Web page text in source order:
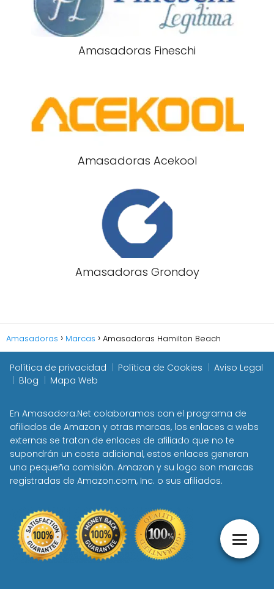
Amasadoras Fineschi
Amasadoras Acekool
Amasadoras Grondoy
Amasadoras Marcas Amasadoras Hamilton Beach
Política de privacidad Política de Cookies
Aviso Legal
Blog
Mapa Web
En Amasadora.Net colaboramos con el programa de
afiliados de Amazon y otras marcas, los enlaces a webs
externas se tratan de enlaces de afiliado que no te
supondrán un coste adicional, estos enlaces generan
una pequeña comisión. Amazon y su logo son marcas
registradas de Amazon.com, Inc. o sus afiliados.